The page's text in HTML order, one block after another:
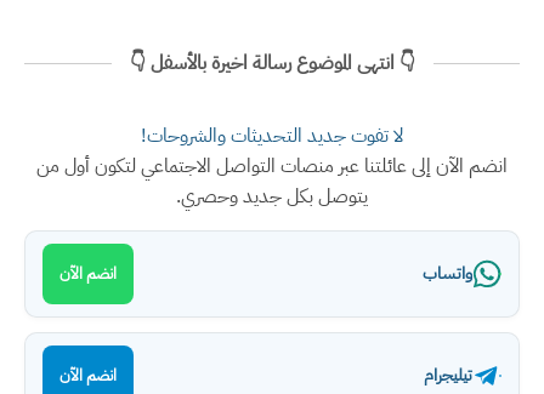
👇 انتهى الموضوع رسالة اخيرة بالأسفل 👇
لا تفوت جديد التحديثات والشروحات!
انضم الآن إلى عائلتنا عبر منصات التواصل الاجتماعي لتكون أول من
يتوصل بكل جديد وحصري.
واتساب انضم الآن
تيليجرام انضم الآن